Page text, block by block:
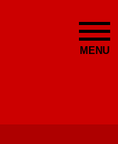
MENU